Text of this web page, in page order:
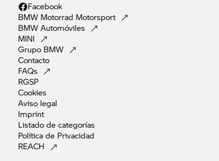
Facebook
BMW Motorrad Motorsport
BMWAutomóviles
MINI
Grupo BMW
Contacto
FAQs
RGSP
Cookies
Aviso legal
Imprint
Listado decategorías
Política de Privacidad
REACH